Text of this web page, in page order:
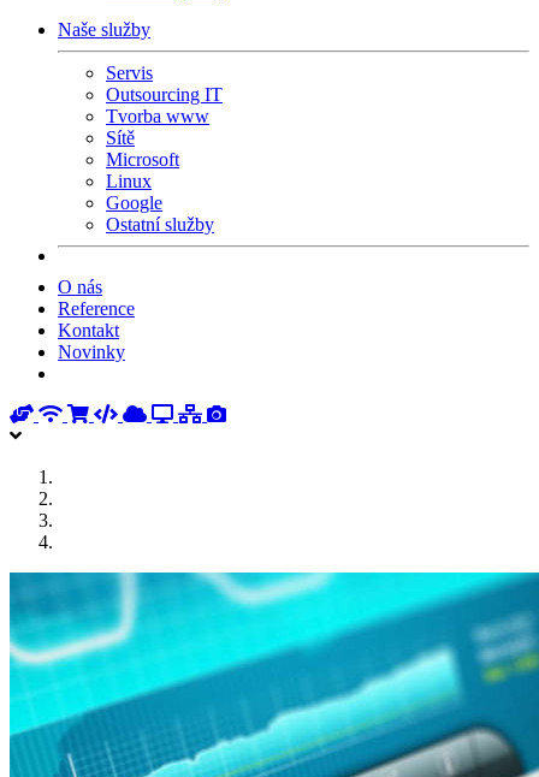
Naše služby
Servis
Outsourcing IT
Tvorba www
Sítě
Microsoft
Linux
Google
Ostatní služby
O nás
Reference
Kontakt
Novinky